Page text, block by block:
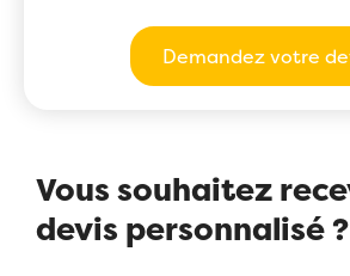
Demandez votre
Vous souhaitez
devis personnalisé ?